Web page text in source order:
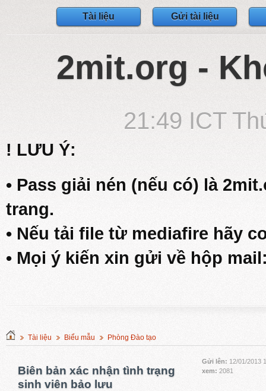
Tài liệu Gửi tài liệu
2mit.org -
21:49 ICT
! LƯU Ý:
• Pass giải nén (nếu có) là
trang.
• Nếu tải file từ mediafire hãy
• Mọi ý kiến xin gửi về hộp
Tài liệu Biểu mẫu Phòng Đào tạo
Biên bản xác nhận tình trạng
sinh viên bảo lưu
Gửi lên: 12/01/2013
xem: 2081